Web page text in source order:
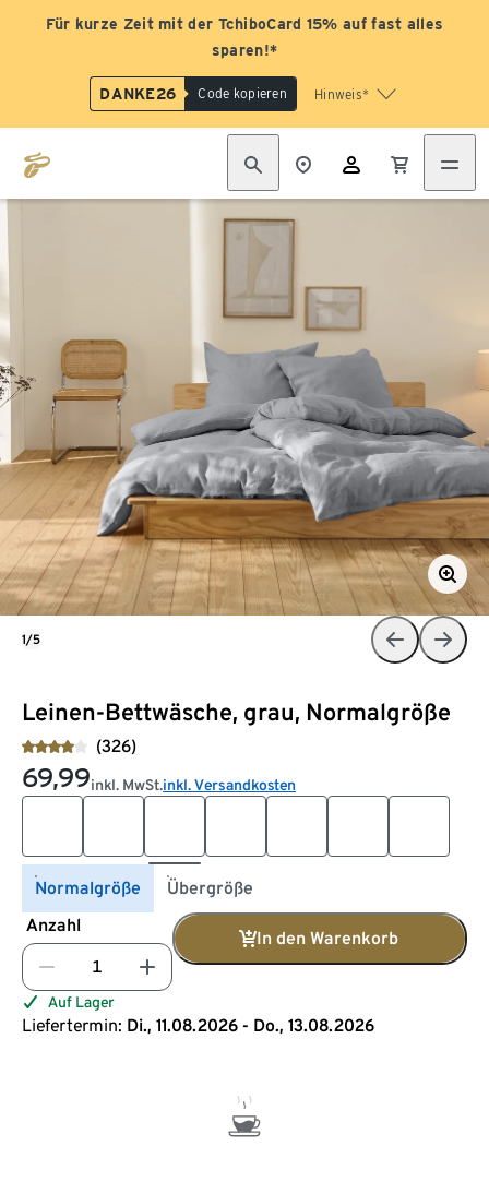
Für kurze Zeit mit der TchiboCard 15% auf fast alles
sparen!*
DANKE26 Code kopieren Hinweis*
Leinen-Bettwäsche, grau, Normalgröße
(326)
69,99inkl. MwSt.inkl. Versandkosten
Normalgröße
Übergröße
Anzahl
In den Warenkorb
Auf Lager
Liefertermin: Di., 11.08.2026 - Do., 13.08.2026
1/5